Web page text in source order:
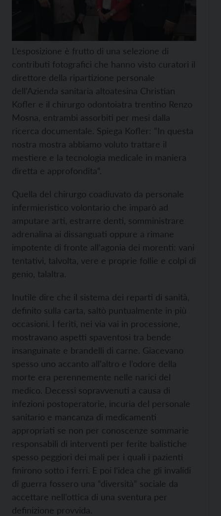
L’esposizione è frutto di una selezione di
contributi fotografici che hanno visto curatori il
direttore della ripartizione personale
dell’Azienda sanitaria altoatesina Christian
Kofler e il chirurgo odontoiatra trentino Renzo
Mosna, entrambi assorbiti per mesi dalla
ricerca documentale. Spiega Kofler: “In questa
nostra mostra abbiamo voluto trattare il
mestiere e la tecnologia medicale in maniera
diretta e approfondita”.
Quella del chirurgo coadiuvato da personale
infermieristico volontario che imparò ad
amputare arti, estrarre denti, somministrare
adrenalina ai dissanguati oppure a rimane
impotente di fronte all’agonia dei morenti: vani
tentativi, talvolta, vere e proprie follie e colpi di
genio, talaltra.
Inutile dire che il sistema dei reparti di sanità,
definito sulla carta, saltò puntualmente in più
occasioni. I feriti, nei via vai in processione,
mostravano aspetti spaventosi tra bende
insanguinate e brandelli di carne. Giacevano
spesso uno accanto all’altro e l’odore della
morte era perennemente nelle narici del
medico. Decessi sopravvenuti a causa di
infezioni postoperatorie, incuria del personale
sanitario e mancanza di medicamenti
appropriati se non per conoscenze sommarie
responsabili di interventi per ferite balistiche
spesso peggiori dei mali per i quali i pazienti
finirono sotto i ferri. E poi l’idea che gli invalidi
di guerra fossero una “diversità” sociale da
accettare nell’ottica di una sventura per
definizione provvida.